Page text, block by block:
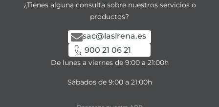
¿Tienes alguna consulta sobre nuestros servicios o
productos?
sac@lasirena.es
900 21 06 21
De lunes a viernes de 9:00 a 21:00h
Sábados de 9:00 a 21:00h